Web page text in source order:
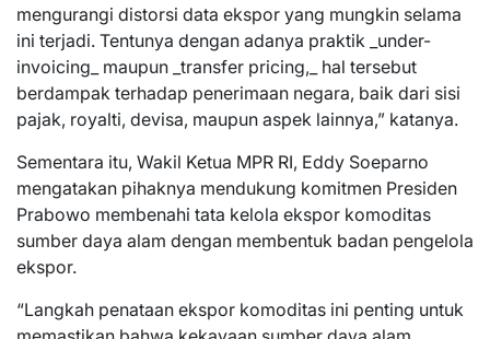
mengurangi distorsi data ekspor yang mungkin selama
ini terjadi. Tentunya dengan adanya praktik _under-
invoicing_ maupun _transfer pricing,_ hal tersebut
berdampak terhadap penerimaan negara, baik dari sisi
pajak, royalti, devisa, maupun aspek lainnya,” katanya.
Sementara itu, Wakil Ketua MPR RI, Eddy Soeparno
mengatakan pihaknya mendukung komitmen Presiden
Prabowo membenahi tata kelola ekspor komoditas
sumber daya alam dengan membentuk badan pengelola
ekspor.
“Langkah penataan ekspor komoditas ini penting untuk